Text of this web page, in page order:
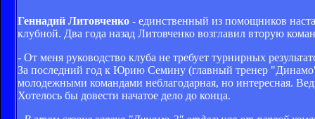
Геннадий Литовченко - единственный из помощников
клубной. Два года назад Литовченко возглавил вторую
- От меня руководство клуба не требует турнирных
За последний год к Юрию Семину (главный тренер
молодежными командами неблагодарная, но интересная.
Хотелось бы довести начатое дело до конца.